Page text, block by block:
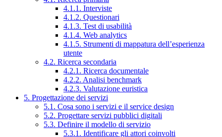
4.1.1. Interviste
4.1.2. Questionari
4.1.3. Test di usabilità
4.1.4. Web analytics
4.1.5. Strumenti di mappatura dell’esperienza
utente
4.2. Ricerca secondaria
4.2.1. Ricerca documentale
4.2.2. Analisi benchmark
4.2.3. Valutazione euristica
5. Progettazione dei servizi
5.1. Cosa sono i servizi e il service design
5.2. Progettare servizi pubblici digitali
5.3. Definire il modello di servizio
5.3.1. Identificare gli attori coinvolti